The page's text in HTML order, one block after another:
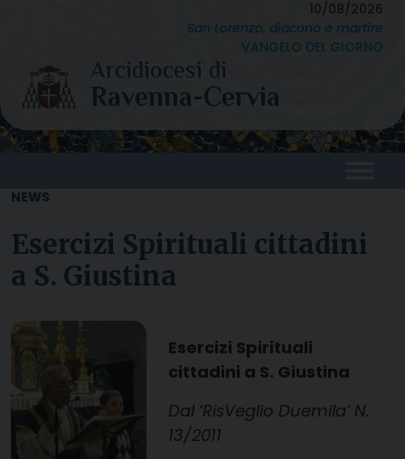
content
10/08/2026
San Lorenzo, diacono e martire
VANGELO DEL GIORNO
NEWS
Esercizi Spirituali cittadini
a S. Giustina
Esercizi Spirituali
cittadini a S. Giustina
Dal ‘RisVeglio Duemila’ N.
13/2011